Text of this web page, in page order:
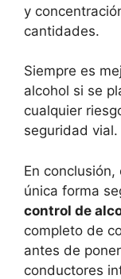
y
cantidades.
Siempre es
alcohol si se
cualquier
seguridad vial.
En
única forma
control de
completo de
antes de
conductores